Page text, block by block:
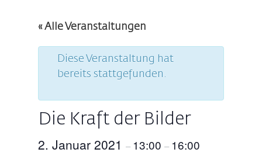
« Alle Veranstaltungen
Diese Veranstaltung hat
bereits stattgefunden.
Die Kraft der Bilder
2. Januar 2021 – 13:00 – 16:00